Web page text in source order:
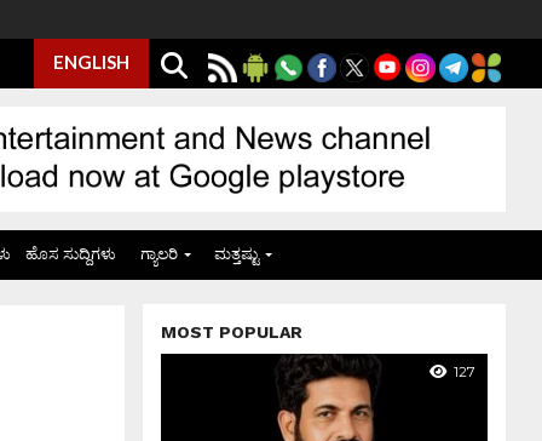
ENGLISH
ಹೊಸ ಸುದ್ದಿಗಳು ಗ್ಯಾಲರಿ ಮತ್ತಷ್ಟು
MOST POPULAR
127